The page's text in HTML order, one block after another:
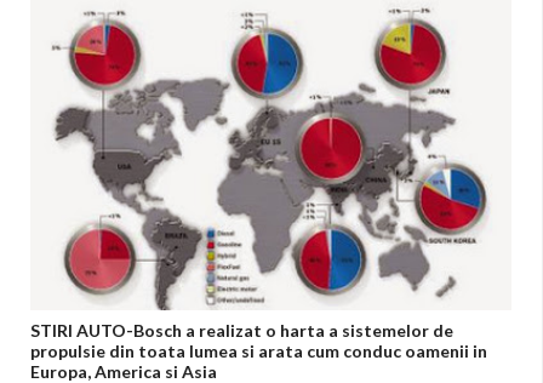
STIRI AUTO-Bosch a realizat o harta a sistemelor de
propulsie din toata lumea si arata cum conduc oamenii in
Europa, America si Asia